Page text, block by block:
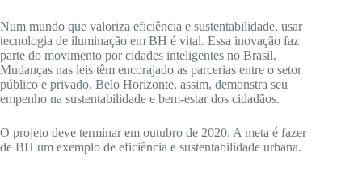
Num mundo que valoriza eficiência e sustentabilidade, usar
tecnologia de iluminação em BH é vital. Essa inovação faz
parte do movimento por cidades inteligentes no Brasil.
Mudanças nas leis têm encorajado as parcerias entre o setor
público e privado. Belo Horizonte, assim, demonstra seu
empenho na sustentabilidade e bem-estar dos cidadãos.
O projeto deve terminar em outubro de 2020. A meta é fazer
de BH um exemplo de eficiência e sustentabilidade urbana.